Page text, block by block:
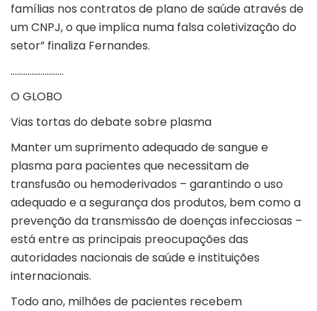
famílias nos contratos de plano de saúde através de
um CNPJ, o que implica numa falsa coletivização do
setor” finaliza Fernandes.
…………………….
O GLOBO
Vias tortas do debate sobre plasma
Manter um suprimento adequado de sangue e
plasma para pacientes que necessitam de
transfusão ou hemoderivados – garantindo o uso
adequado e a segurança dos produtos, bem como a
prevenção da transmissão de doenças infecciosas –
está entre as principais preocupações das
autoridades nacionais de saúde e instituições
internacionais.
Todo ano, milhões de pacientes recebem